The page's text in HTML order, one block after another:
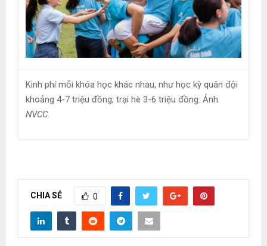
Kinh phí mỗi khóa học khác nhau, như học kỳ quân đội
khoảng 4-7 triệu đồng; trại hè 3-6 triệu đồng. Ảnh:
NVCC.
CHIA SẺ 0